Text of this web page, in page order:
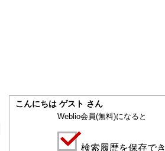
こんにちは ゲスト さん
Weblio会員(無料)になると
検索履歴を保存でき